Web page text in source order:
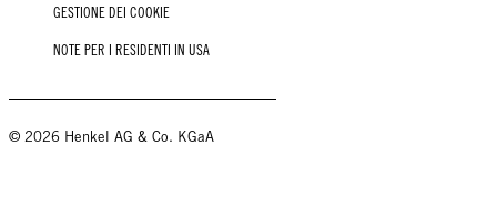
GESTIONE DEI COOKIE
NOTE PER I RESIDENTI IN USA
© 2026 Henkel AG & Co. KGaA